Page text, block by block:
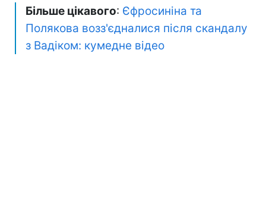
Більше цікавого: Єфросиніна та
Полякова возз'єдналися після скандалу
з Вадіком: кумедне відео